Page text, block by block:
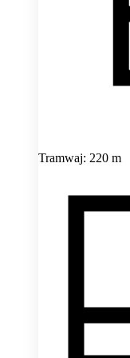
Tramwaj: 220 m